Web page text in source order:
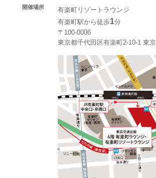
開催場所
有楽町リゾートラウンジ
有楽町駅から徒歩1分
〒100-0006
東京都千代田区有楽町2-10-1 東